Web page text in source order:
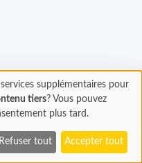
supplémentaires pour
tiers? Vous pouvez
plus tard.
Refuser tout Accepter tout